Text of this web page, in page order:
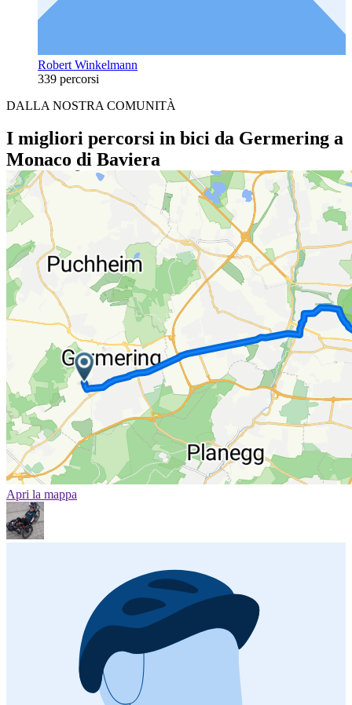
Robert Winkelmann
339 percorsi
DALLA NOSTRA COMUNITÀ
I migliori percorsi in bici da Germering a
Monaco di Baviera
Apri la mappa